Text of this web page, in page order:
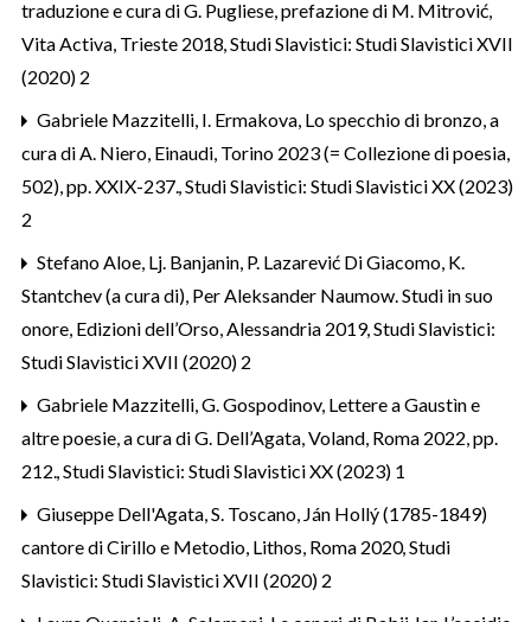
traduzione e cura di G. Pugliese, prefazione di M. Mitrović,
Vita Activa, Trieste 2018,Studi Slavistici: Studi Slavistici XVII
(2020) 2
Gabriele Mazzitelli, I. Ermakova, Lo specchio di bronzo, a
cura di A. Niero, Einaudi, Torino 2023 (= Collezione di poesia,
502), pp. XXIX-237.,Studi Slavistici: Studi Slavistici XX (2023)
2
Stefano Aloe, Lj. Banjanin, P. Lazarević Di Giacomo, K.
Stantchev (a cura di), Per Aleksander Naumow. Studi in suo
onore, Edizioni dell’Orso, Alessandria 2019,Studi Slavistici:
Studi Slavistici XVII (2020) 2
Gabriele Mazzitelli,G. Gospodinov, Lettere a Gaustìn e
altre poesie, a cura di G. Dell’Agata, Voland, Roma 2022, pp.
212.,Studi Slavistici: Studi Slavistici XX (2023) 1
Giuseppe Dell'Agata,S. Toscano, Ján Hollý (1785-1849)
cantore di Cirillo e Metodio, Lithos, Roma 2020,Studi
Slavistici: Studi Slavistici XVII (2020) 2